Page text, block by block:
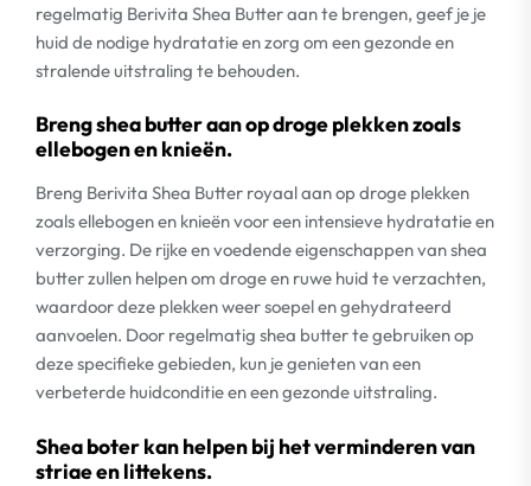
regelmatig Berivita Shea Butter aan te brengen, geef je je
huid de nodige hydratatie en zorg om een gezonde en
stralende uitstraling te behouden.
Breng shea butter aan op droge plekken zoals
ellebogen en knieën.
Breng Berivita Shea Butter royaal aan op droge plekken
zoals ellebogen en knieën voor een intensieve hydratatie en
verzorging. De rijke en voedende eigenschappen van shea
butter zullen helpen om droge en ruwe huid te verzachten,
waardoor deze plekken weer soepel en gehydrateerd
aanvoelen. Door regelmatig shea butter te gebruiken op
deze specifieke gebieden, kun je genieten van een
verbeterde huidconditie en een gezonde uitstraling.
Shea boter kan helpen bij het verminderen van
striae en littekens.